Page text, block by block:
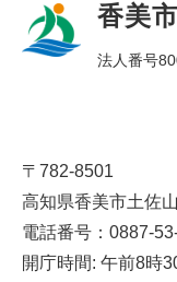
香美
法人番号
〒782-8501
高知県香美市土佐
電話番号：0887-
開庁時間: 午前8時